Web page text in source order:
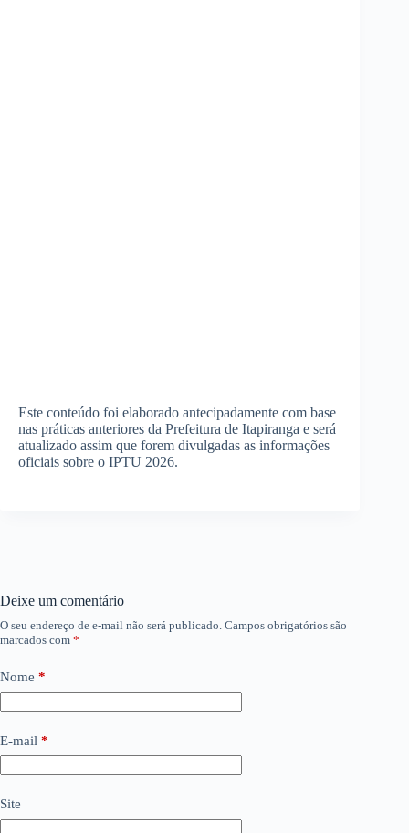
Este conteúdo foi elaborado antecipadamente com base
nas práticas anteriores da Prefeitura de Itapiranga e será
atualizado assim que forem divulgadas as informações
oficiais sobre o IPTU 2026.
Deixe um comentário
O seu endereço de e-mail não será publicado. Campos obrigatórios são
marcados com *
Nome *
E-mail *
Site